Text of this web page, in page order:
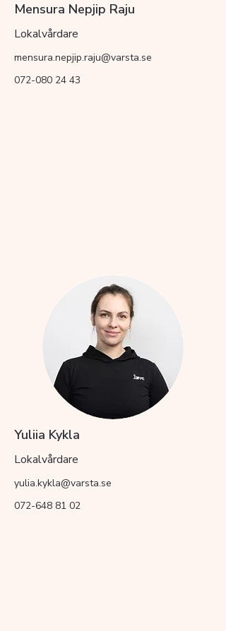
Mensura Nepjip Raju
Lokalvårdare
mensura.nepjip.raju@varsta.se
072-080 24 43
Yuliia Kykla
Lokalvårdare
yulia.kykla@varsta.se
072-648 81 02